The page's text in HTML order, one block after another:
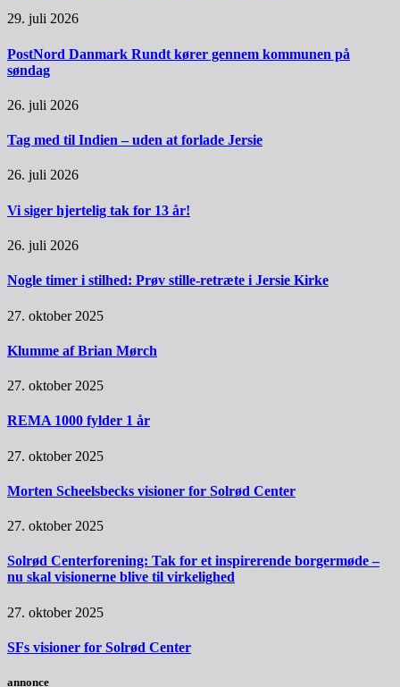
29. juli 2026
PostNord Danmark Rundt kører gennem kommunen på
søndag
26. juli 2026
Tag med til Indien – uden at forlade Jersie
26. juli 2026
Vi siger hjertelig tak for 13 år!
26. juli 2026
Nogle timer i stilhed: Prøv stille-retræte i Jersie Kirke
27. oktober 2025
Klumme af Brian Mørch
27. oktober 2025
REMA 1000 fylder 1 år
27. oktober 2025
Morten Scheelsbecks visioner for Solrød Center
27. oktober 2025
Solrød Centerforening: Tak for et inspirerende borgermøde –
nu skal visionerne blive til virkelighed
27. oktober 2025
SFs visioner for Solrød Center
annonce